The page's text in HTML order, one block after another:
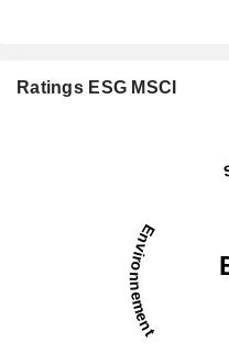
Ratings ESG MSCI